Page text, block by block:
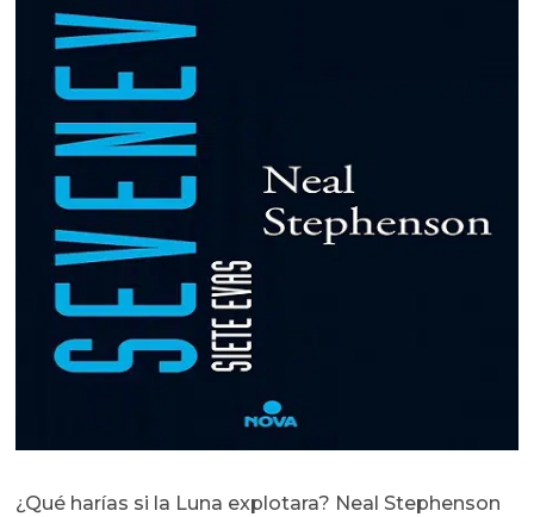
¿Qué harías si la Luna explotara? Neal Stephenson